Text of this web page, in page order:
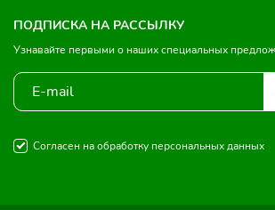
ПОДПИСКА НА РАССЫЛКУ
Узнавайте первыми о наших специальных
Согласен на обработку персональных данных